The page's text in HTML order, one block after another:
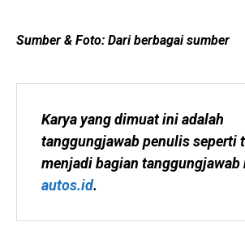
Sumber & Foto: Dari berbagai sumber
Karya yang dimuat ini adalah
tanggungjawab penulis seperti
autos.id.